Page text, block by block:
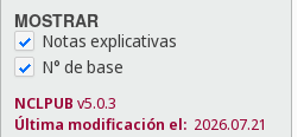
MOSTRAR
Notas explicativas
N° de base
NCLPUB v5.0.3
Última modificación el: 2026.07.21